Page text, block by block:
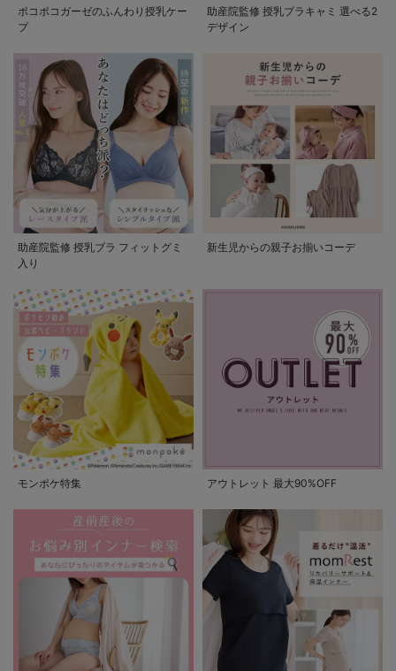
ポコポコガーゼのふんわり授乳ケー
プ
助産院監修 授乳ブラキャミ 選べる2
デザイン
助産院監修 授乳ブラ フィットグミ
入り
新生児からの親子お揃いコーデ
モンポケ特集 アウトレット 最大90%OFF